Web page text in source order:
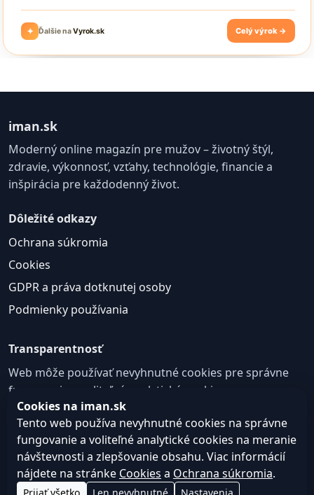
iman.sk
Moderný online magazín pre mužov – životný štýl,
zdravie, výkonnosť, vzťahy, technológie, financie a
inšpirácia pre každodenný život.
Dôležité odkazy
Ochrana súkromia
Cookies
GDPR a práva dotknutej osoby
Podmienky používania
Transparentnosť
Web môže používať nevyhnutné cookies pre správne
fungovanie a voliteľné analytické cookies na
zlepšovanie obsahu a používateľskej skúsenosti.
Nastavenie cookies
© 2026
Web design, tvorba webu a SEO –Consultee,
Cookies na iman.sk
Tento web používa nevyhnutné cookies na správne
fungovanie a voliteľné analytické cookies na meranie
návštevnosti a zlepšovanie obsahu. Viac informácií
nájdete na stránke Cookies a Ochrana súkromia.